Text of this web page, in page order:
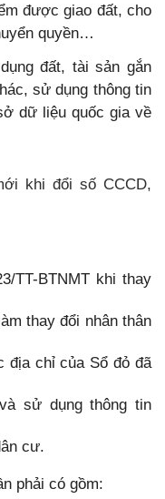
được giao đất, cho
quyền…
đất, tài sản gắn
sử dụng thông tin
dữ liệu quốc gia về
khi đổi số CCCD,
TT-BTNMT khi thay
thay đổi nhân thân
địa chỉ của Sổ đỏ đã
sử dụng thông tin
cư.
phải có gồm: